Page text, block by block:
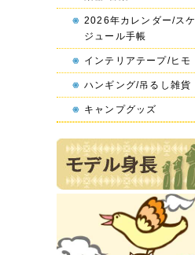
2026年カレンダー/スケ
ジュール手帳
インテリアテープ/ヒモ
ハンギング/吊るし雑貨
キャンプグッズ